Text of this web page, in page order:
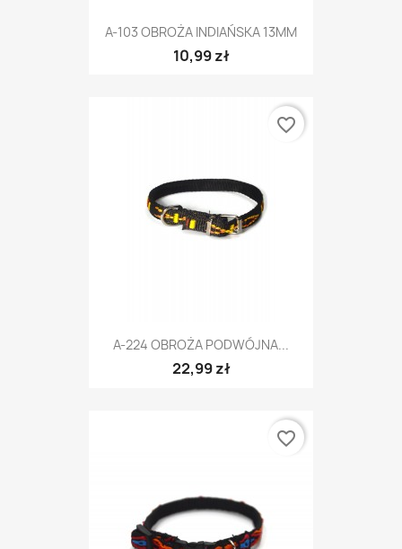
A-103 OBROŻA INDIAŃSKA 13MM
10,99 zł
A-224 OBROŻA PODWÓJNA...
22,99 zł
favorite_border
favorite_border